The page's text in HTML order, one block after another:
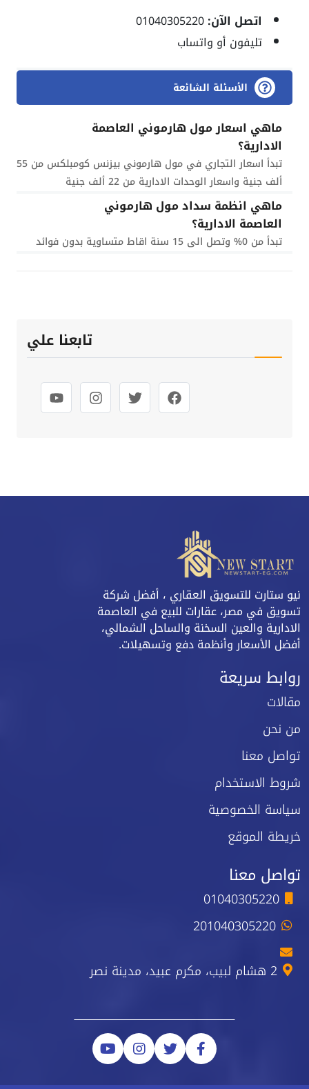
اتصل الآن:
تليفون أو واتساب
الأسئلة الشائعة
ماهي اسعار مول هارموني العاصمة
الادارية؟
تبدأ اسعار التجاري في مول هارموني بيزنس كومبلكس من 55
ألف جنية واسعار الوحدات الادارية من 22 ألف جنية
ماهي انظمة سداد مول هارموني
العاصمة الادارية؟
تبدأ من 0% وتصل الى 15 سنة اقاط متساوية بدون فوائد
تابعنا علي
نيو ستارت للتسويق العقاري ، أفضل شركة
تسويق في مصر، عقارات للبيع في العاصمة
الادارية والعين السخنة والساحل الشمالي،
أفضل الأسعار وأنظمة دفع وتسهيلات.
روابط سريعة
مقالات
من نحن
تواصل معنا
شروط الاستخدام
سياسة الخصوصية
خريطة الموقع
تواصل معنا
01040305220
201040305220
2 هشام لبيب، مكرم عبيد، مدينة نصر